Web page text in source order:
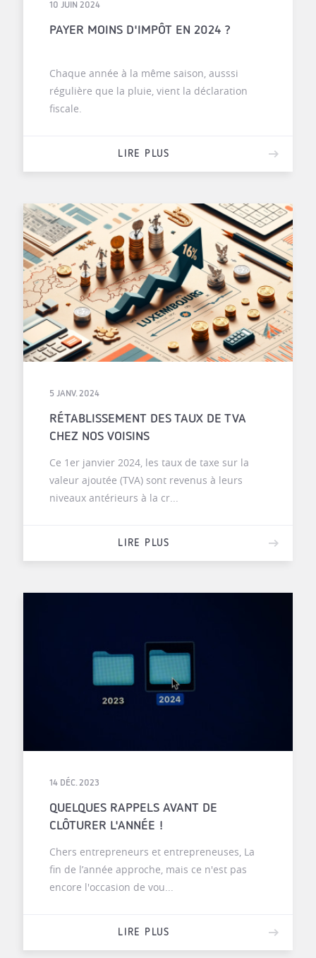
PAYER MOINS D'IMPÔT EN 2024 ?
10 JUIN 2024
Chaque année à la même saison, ausssi
régulière que la pluie, vient la déclaration
fiscale.
LIRE PLUS
RÉTABLISSEMENT DES TAUX DE TVA
CHEZ NOS VOISINS
5 JANV. 2024
Ce 1er janvier 2024, les taux de taxe sur la
valeur ajoutée (TVA) sont revenus à leurs
niveaux antérieurs à la cr...
LIRE PLUS
QUELQUES RAPPELS AVANT DE
CLÔTURER L'ANNÉE !
14 DÉC. 2023
Chers entrepreneurs et entrepreneuses, La
fin de l’année approche, mais ce n'est pas
encore l'occasion de vou...
LIRE PLUS